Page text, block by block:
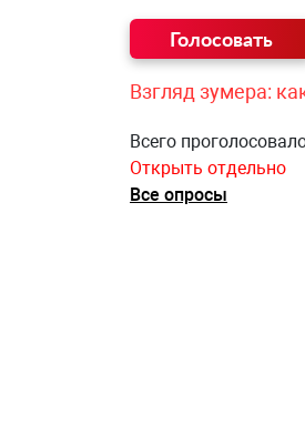
Взгляд зумера:
Всего
Открыть отдельно
Все опросы